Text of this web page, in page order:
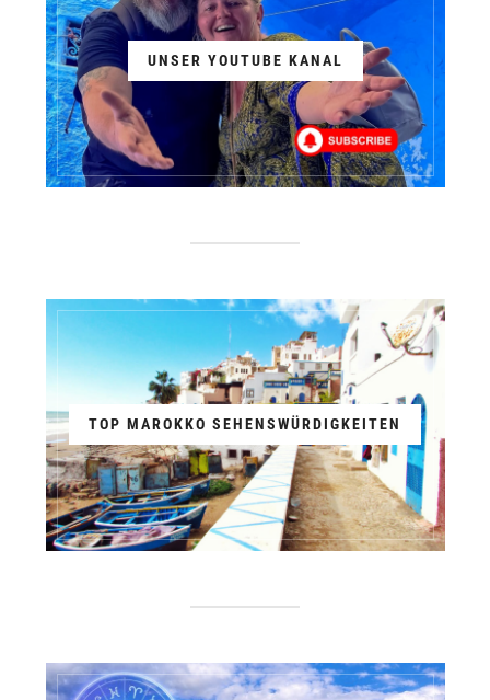
UNSER YOUTUBE KANAL
TOP MAROKKO SEHENSWÜRDIGKEITEN